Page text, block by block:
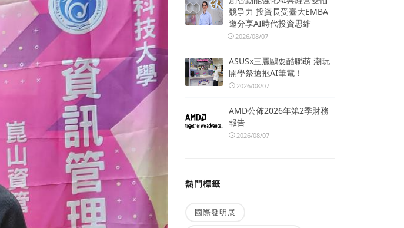
競爭力 投資長受臺大EMBA
邀分享AI時代投資思維
2026/08/07
ASUSx三麗鷗耍酷聯萌 潮玩
開學祭搶抱AI筆電！
2026/08/07
AMD公佈2026年第2季財務
報告
2026/08/07
熱門標籤
國際發明展